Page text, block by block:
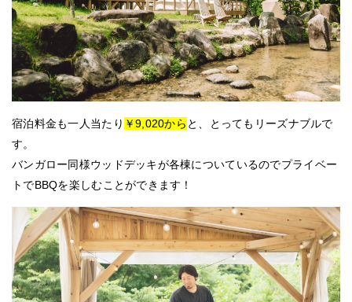
宿泊料金も一人当たり ￥9,020から と、とってもリーズナブルで
す。
バンガロー同様ウッドデッキが各棟についているのでプライベー
トでBBQを楽しむことができます！